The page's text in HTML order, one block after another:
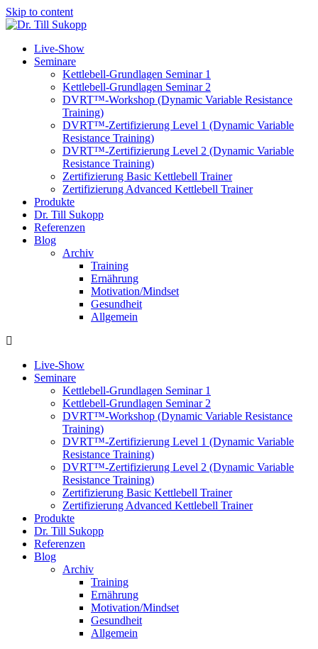
Skip to content
Live-Show
Seminare
Kettlebell-Grundlagen Seminar 1
Kettlebell-Grundlagen Seminar 2
DVRT™-Workshop (Dynamic Variable Resistance
Training)
DVRT™-Zertifizierung Level 1 (Dynamic Variable
Resistance Training)
DVRT™-Zertifizierung Level 2 (Dynamic Variable
Resistance Training)
Zertifizierung Basic Kettlebell Trainer
Zertifizierung Advanced Kettlebell Trainer
Produkte
Dr. Till Sukopp
Referenzen
Blog
Archiv
Training
Ernährung
Motivation/Mindset
Gesundheit
Allgemein
Live-Show
Seminare
Kettlebell-Grundlagen Seminar 1
Kettlebell-Grundlagen Seminar 2
DVRT™-Workshop (Dynamic Variable Resistance
Training)
DVRT™-Zertifizierung Level 1 (Dynamic Variable
Resistance Training)
DVRT™-Zertifizierung Level 2 (Dynamic Variable
Resistance Training)
Zertifizierung Basic Kettlebell Trainer
Zertifizierung Advanced Kettlebell Trainer
Produkte
Dr. Till Sukopp
Referenzen
Blog
Archiv
Training
Ernährung
Motivation/Mindset
Gesundheit
Allgemein